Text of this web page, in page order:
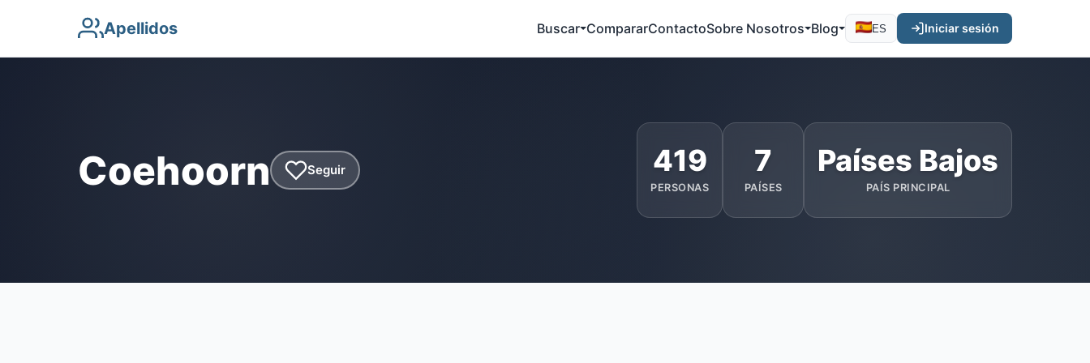
Apellidos Buscar CompararContactoSobre Nosotros Blog ES Iniciar sesión
Coehoorn Seguir 419
PERSONAS
7
PAÍSES
Países Bajos
PAÍS PRINCIPAL